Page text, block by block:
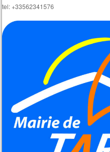
tel: +33562341576